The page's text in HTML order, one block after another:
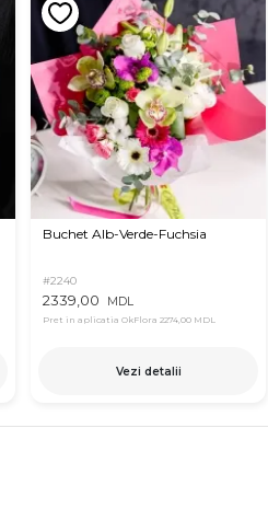
Buchet Alb-Verde-Fuchsia
#2240
2339,00 MDL
Pret in aplicatia OkFlora 2274,00 MDL
Vezi detalii